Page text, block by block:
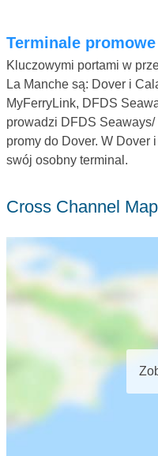
Terminale
Kluczowymi portami w
La Manche są: Dover i
MyFerryLink, DFDS
prowadzi DFDS
promy do Dover. W Dover
swój osobny terminal.
Cross Channel